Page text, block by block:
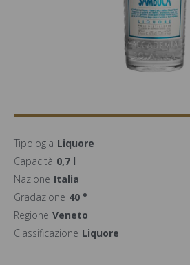
Tipologia Liquore
Capacità 0,7 l
Nazione Italia
Gradazione 40 °
Regione Veneto
Classificazione Liquore